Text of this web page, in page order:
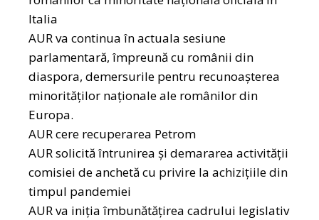
Italia
AUR va continua în actuala sesiune
parlamentară, împreună cu românii din
diaspora, demersurile pentru recunoașterea
minorităților naționale ale românilor din
Europa.
AUR cere recuperarea Petrom
AUR solicită întrunirea și demararea activității
comisiei de anchetă cu privire la achizițiile din
timpul pandemiei
AUR va iniția îmbunătățirea cadrului legislativ